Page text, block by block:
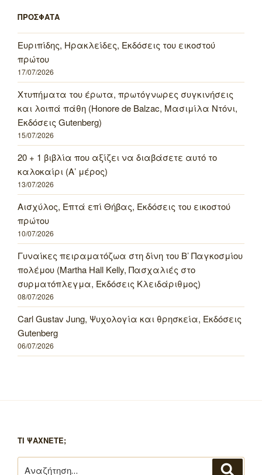
ΠΡΟΣΦΑΤΑ
Ευριπίδης, Ηρακλείδες, Εκδόσεις του εικοστού
πρώτου
17/07/2026
Χτυπήματα του έρωτα, πρωτόγνωρες συγκινήσεις
και λοιπά πάθη (Honore de Balzac, Μασιμίλα Ντόνι,
Εκδόσεις Gutenberg)
15/07/2026
20 + 1 βιβλία που αξίζει να διαβάσετε αυτό το
καλοκαίρι (Α’ μέρος)
13/07/2026
Αισχύλος, Επτά επί Θήβας, Εκδόσεις του εικοστού
πρώτου
10/07/2026
Γυναίκες πειραματόζωα στη δίνη του Β’ Παγκοσμίου
πολέμου (Martha Hall Kelly, Πασχαλιές στο
συρματόπλεγμα, Εκδόσεις Κλειδάριθμος)
08/07/2026
Carl Gustav Jung, Ψυχολογία και θρησκεία, Εκδόσεις
Gutenberg
06/07/2026
ΤΙ ΨΑΧΝΕΤΕ;